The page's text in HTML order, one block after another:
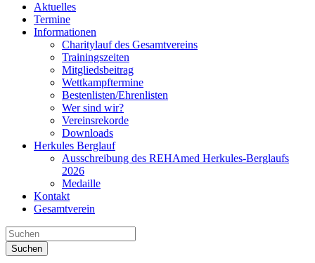
Aktuelles
Termine
Informationen
Charitylauf des Gesamtvereins
Trainingszeiten
Mitgliedsbeitrag
Wettkampftermine
Bestenlisten/Ehrenlisten
Wer sind wir?
Vereinsrekorde
Downloads
Herkules Berglauf
Ausschreibung des REHAmed Herkules-Berglaufs
2026
Medaille
Kontakt
Gesamtverein
Suchen